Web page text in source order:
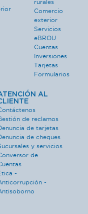
rurales
Comercio
exterior
Servicios
eBROU
Cuentas
Inversiones
Tarjetas
Formularios
AL
de reclamos
de tarjetas
de cheques
y servicios
de
-
-